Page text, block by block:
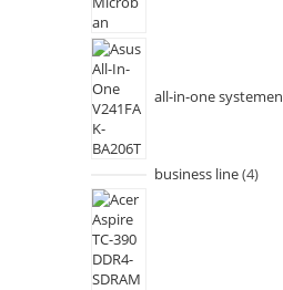
all-in-one systemen
business line 4